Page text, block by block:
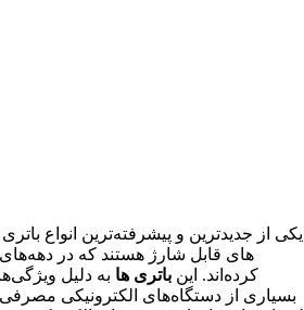
های قابل شارژ هستند که در دهه‌های
کرده‌اند. این باتری‌ ها به دلیل
بسیاری از دستگاه‌های الکترونیکی